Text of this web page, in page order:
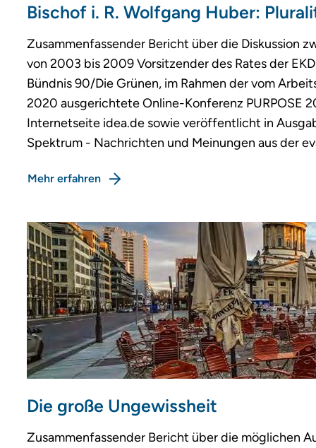
Bischof i. R. Wolfgang Huber:
Zusammenfassender Bericht über die Diskussion
von 2003 bis 2009 Vorsitzender des Rates der
Bündnis 90/Die Grünen, im Rahmen der vom
2020 ausgerichtete Online-Konferenz PURPOSE
Internetseite idea.de sowie veröffentlicht in
Spektrum - Nachrichten und Meinungen aus der
Mehr erfahren
Die große Ungewissheit
Zusammenfassender Bericht über die möglichen